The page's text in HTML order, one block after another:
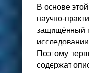
В основе
научно-
защищённый
Поэтому
содержат